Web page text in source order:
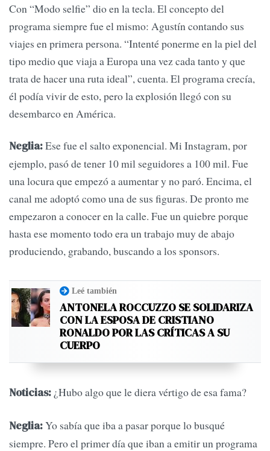
Con “Modo selfie” dio en la tecla. El concepto del
programa siempre fue el mismo: Agustín contando sus
viajes en primera persona. “Intenté ponerme en la piel del
tipo medio que viaja a Europa una vez cada tanto y que
trata de hacer una ruta ideal”, cuenta. El programa crecía,
él podía vivir de esto, pero la explosión llegó con su
desembarco en América.
Neglia:Ese fue el salto exponencial. Mi Instagram, por
ejemplo, pasó de tener 10 mil seguidores a 100 mil. Fue
una locura que empezó a aumentar y no paró. Encima, el
canal me adoptó como una de sus figuras. De pronto me
empezaron a conocer en la calle. Fue un quiebre porque
hasta ese momento todo era un trabajo muy de abajo
produciendo, grabando, buscando a los sponsors.
Leé también
ANTONELA ROCCUZZO SE SOLIDARIZA
CON LA ESPOSA DE CRISTIANO
RONALDO POR LAS CRÍTICAS A SU
CUERPO
Noticias: ¿Hubo algo que le diera vértigo de esa fama?
Neglia:Yo sabía que iba a pasar porque lo busqué
siempre. Pero el primer día que iban a emitir un programa